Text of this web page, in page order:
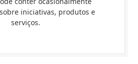
iniciativas, produtos e
serviços.